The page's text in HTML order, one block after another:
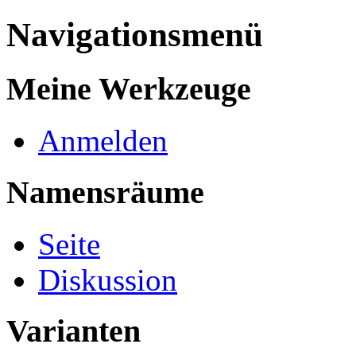
Navigationsmenü
Meine Werkzeuge
Anmelden
Namensräume
Seite
Diskussion
Varianten